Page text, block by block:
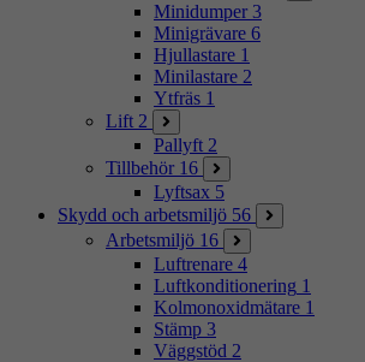
Minidumper 3
Minigrävare 6
Hjullastare 1
Minilastare 2
Ytfräs 1
Lift 2
Pallyft 2
Tillbehör 16
Lyftsax 5
Skydd och arbetsmiljö 56
Arbetsmiljö 16
Luftrenare 4
Luftkonditionering 1
Kolmonoxidmätare 1
Stämp 3
Väggstöd 2